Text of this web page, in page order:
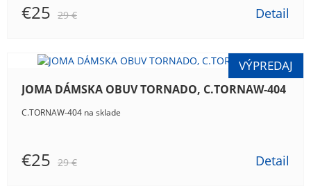
€25 29 € Detail
JOMA DÁMSKA OBUV TORNADO, C.TORNAW-404
C.TORNAW-404 na sklade
€25 29 € Detail